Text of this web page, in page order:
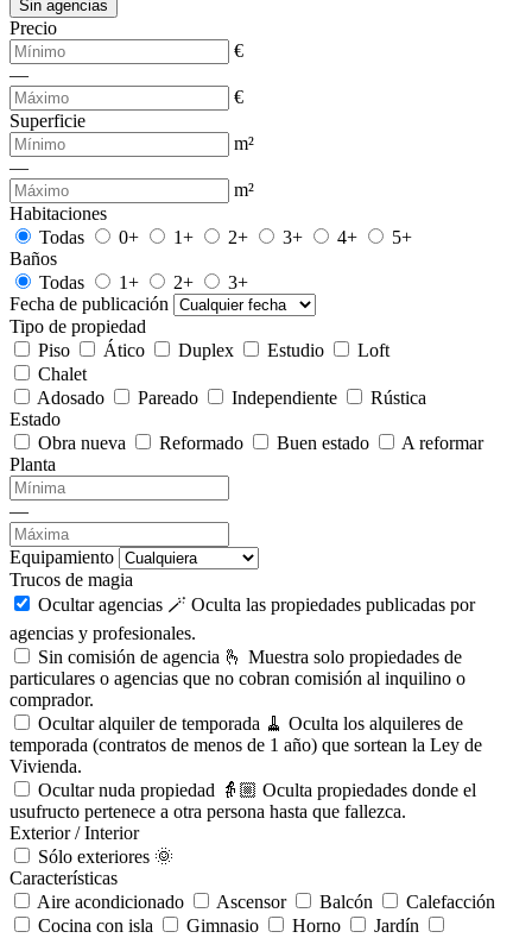
Sin agencias
Precio
€
—
€
Superficie
m²
—
m²
Habitaciones
Todas
0+ 1+ 2+ 3+ 4+
5+
Baños
Todas
1+ 2+
3+
Fecha de publicación
Tipo de propiedad
Piso
Ático Duplex Estudio
Loft
Chalet
Adosado
Pareado Independiente
Rústica
Estado
Obra nueva
Reformado Buen estado
A reformar
Planta
—
Equipamiento
Trucos de magia
Ocultar agencias 🪄 Oculta las propiedades publicadas por
agencias y profesionales.
Sin comisión de agencia 🫰 Muestra solo propiedades de
particulares o agencias que no cobran comisión al inquilino o
comprador.
Ocultar alquiler de temporada 🧹 Oculta los alquileres de
temporada (contratos de menos de 1 año) que sortean la Ley de
Vivienda.
Ocultar nuda propiedad 👵🏼 Oculta propiedades donde el
usufructo pertenece a otra persona hasta que fallezca.
Exterior / Interior
Sólo exteriores 🌞
Características
Aire acondicionado
Ascensor Balcón
Calefacción
Cocina con isla
Gimnasio Horno
Jardín